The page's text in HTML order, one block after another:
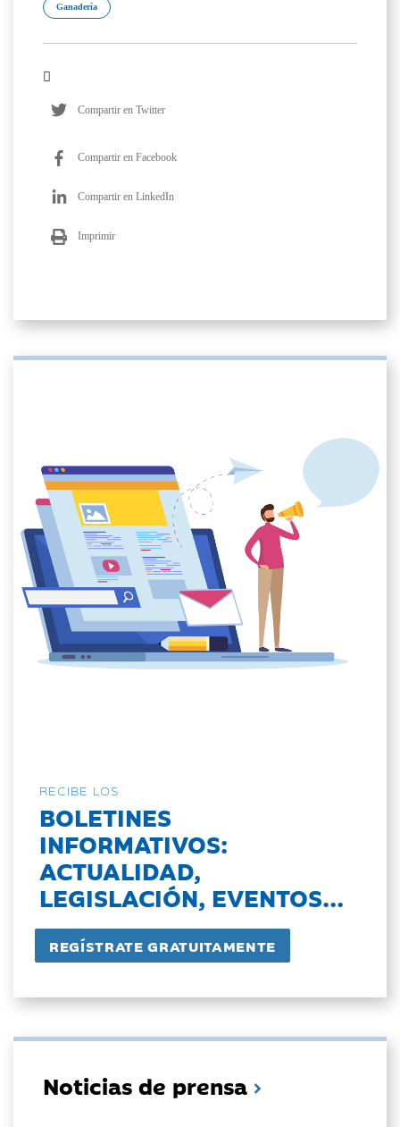
Ganadería
Compartir en Twitter
Compartir en Facebook
Compartir en LinkedIn
Imprimir
RECIBE LOS
BOLETINES
INFORMATIVOS:
ACTUALIDAD,
LEGISLACIÓN, EVENTOS...
Noticias de prensa